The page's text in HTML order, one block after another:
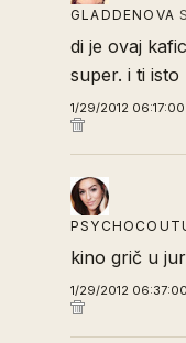
GLADDENOVA
di je ovaj
super. i ti isto
1/29/2012 06:17:00
kino grič u
1/29/2012